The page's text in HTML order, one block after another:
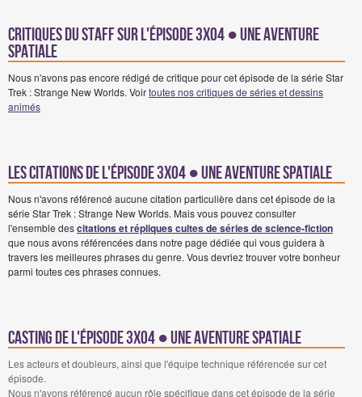
Critiques du staff sur l'épisode 3x04 ● Une aventure
spatiale
Nous n'avons pas encore rédigé de critique pour cet épisode de la série Star
Trek : Strange New Worlds. Voirtoutes nos critiques de séries et dessins
animés
Les citations de l'épisode 3x04 ● Une aventure spatiale
Nous n'avons référencé aucune citation particulière dans cet épisode de la
série Star Trek : Strange New Worlds. Mais vous pouvez consulter
l'ensemble descitations et répliques cultes de séries de science-fiction
que nous avons référencées dans notre page dédiée qui vous guidera à
travers les meilleures phrases du genre. Vous devriez trouver votre bonheur
parmi toutes ces phrases connues.
Casting de l'épisode 3x04 ● Une aventure spatiale
Les acteurs et doubleurs, ainsi que l'équipe technique référencée sur cet
épisode.
Nous n'avons référencé aucun rôle spécifique dans cet épisode de la série